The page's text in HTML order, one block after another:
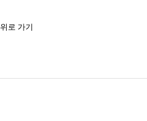
위로 가기